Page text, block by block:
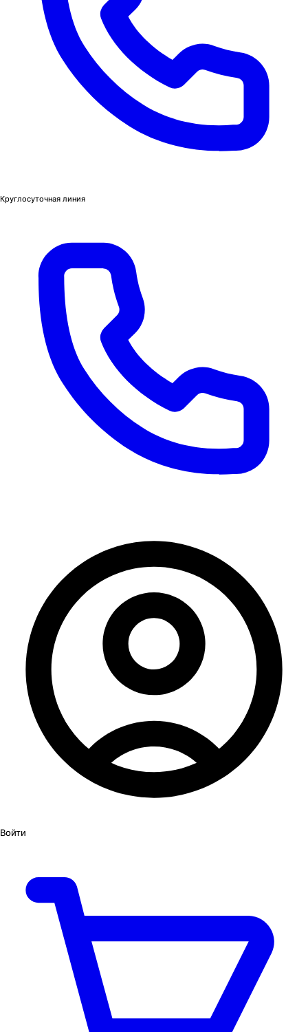
Круглосуточная линия
Войти